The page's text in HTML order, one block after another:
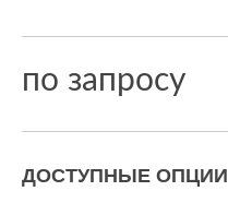
по запросу
ДОСТУПНЫЕ ОПЦИИ